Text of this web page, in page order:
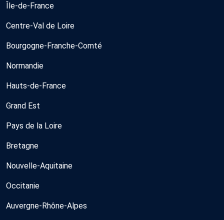
Île-de-France
Centre-Val de Loire
Bourgogne-Franche-Comté
Normandie
Hauts-de-France
Grand Est
Pays de la Loire
Bretagne
Nouvelle-Aquitaine
Occitanie
Auvergne-Rhône-Alpes